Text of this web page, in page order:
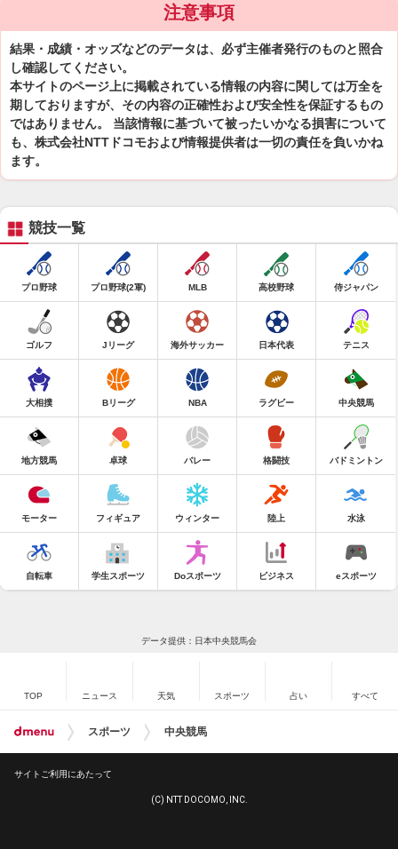
注意事項
結果・成績・オッズなどのデータは、必ず主催者発行のものと照合
し確認してください。
本サイトのページ上に掲載されている情報の内容に関しては万全を
期しておりますが、その内容の正確性および安全性を保証するもの
ではありません。 当該情報に基づいて被ったいかなる損害について
も、株式会社NTTドコモおよび情報提供者は一切の責任を負いかね
ます。
競技一覧
プロ野球 プロ野球(2軍) MLB 高校野球 侍ジャパン
ゴルフ Jリーグ 海外サッカー 日本代表 テニス
大相撲 Bリーグ NBA ラグビー 中央競馬
地方競馬 卓球 バレー 格闘技 バドミントン
モーター フィギュア ウィンター 陸上 水泳
自転車 学生スポーツ Doスポーツ ビジネス eスポーツ
データ提供：日本中央競馬会
TOP ニュース 天気 スポーツ 占い すべて
スポーツ 中央競馬
サイトご利用にあたって
(C) NTT DOCOMO, INC.